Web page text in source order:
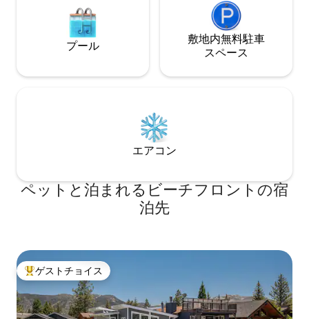
プール
敷地内無料駐⁠車
ス⁠ペ⁠ー⁠ス
エアコン
ペットと泊まれるビーチフロントの宿
泊先
大好評のゲストチョイスです。
ゲストチョイス